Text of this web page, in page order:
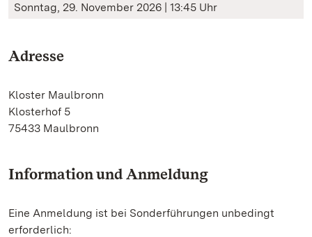
Sonntag, 29. November 2026 | 13:45 Uhr
Adresse
Kloster Maulbronn
Klosterhof 5
75433 Maulbronn
Information und Anmeldung
Eine Anmeldung ist bei Sonderführungen unbedingt
erforderlich: